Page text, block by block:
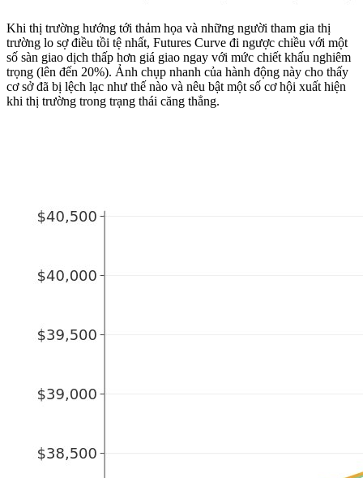
Khi thị trường hướng tới thảm họa và những người tham gia thị
trường lo sợ điều tồi tệ nhất, Futures Curve đi ngược chiều với một
số sàn giao dịch thấp hơn giá giao ngay với mức chiết khấu nghiêm
trọng (lên đến 20%). Ảnh chụp nhanh của hành động này cho thấy
cơ sở đã bị lệch lạc như thế nào và nêu bật một số cơ hội xuất hiện
khi thị trường trong trạng thái căng thẳng.